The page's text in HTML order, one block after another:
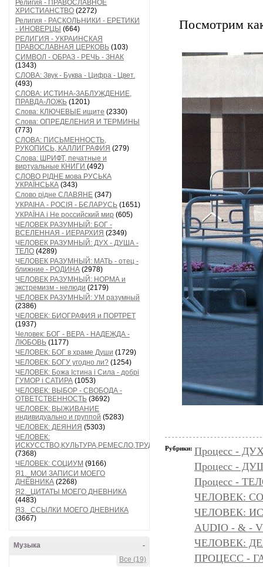
Религия - ПРАВОСЛАВНОЕ
ХРИСТИАНСТВО (2272)
Религия - РАСКОЛЬНИКИ - ЕРЕТИКИ
- ИНОВЕРЦЫ (664)
РЕЛИГИЯ - УКРАИНСКАЯ
ПРАВОСЛАВНАЯ ЦЕРКОВЬ (103)
СИМВОЛ - ОБРАЗ - РЕЧЬ - ЗНАК
(1343)
СЛОВА: Звук - Буква - Цифра - Цвет.
(493)
СЛОВА: ИСТИНА-ЗАБЛУЖДЕНИЕ,
ПРАВДА-ЛОЖЬ (1201)
Слова: КЛЮЧЕВЫЕ ищите (2330)
Слова: ОПРЕДЕЛЕНИЯ И ТЕРМИНЫ
(773)
СЛОВА: ПИСЬМЕННОСТЬ,
РУКОПИСЬ, КАЛЛИГРАФИЯ (279)
Слова: ШРИФТ, печатные и
виртуальные КНИГИ (492)
СЛОВО РІДНЕ мова РУСЬКА
УКРАЇНСЬКА (343)
Слово рідне СЛАВЯНЕ (347)
УКРАІНА - РОСІЯ - БЄЛАРУСЬ (1651)
УКРАЇНА і Не российский мир (605)
ЧЕЛОВЕК РАЗУМНЫЙ: БОГ -
ВСЕЛЕННАЯ - ИЕРАРХИЯ (2349)
ЧЕЛОВЕК РАЗУМНЫЙ: ДУХ - ДУША -
ТЕЛО (4289)
ЧЕЛОВЕК РАЗУМНЫЙ: МАТЬ - отец -
ближние - РОДИНА (2978)
ЧЕЛОВЕК РАЗУМНЫЙ: НОРМА и
экстремизм - нелюди (2179)
ЧЕЛОВЕК РАЗУМНЫЙ: УМ разумный
(2386)
ЧЕЛОВЕК: БИОГРАФИЯ и ПОРТРЕТ
(1937)
Человек: БОГ - ВЕРА - НАДЕЖДА -
ЛЮБОВЬ (1177)
ЧЕЛОВЕК: БОГ в храме Души (1729)
ЧЕЛОВЕК: БОГУ угодно ли? (1254)
ЧЕЛОВЕК: Божа Істина і Сила - добрі
ГУМОР і САТИРА (1053)
ЧЕЛОВЕК: ВЫБОР - СВОБОДА -
ОТВЕТСТВЕННОСТЬ (3692)
ЧЕЛОВЕК: ВЫЖИВАНИЕ
индивидуально и группой (5283)
ЧЕЛОВЕК: ДЕЯНИЯ (5303)
ЧЕЛОВЕК:
ИСКУССТВО,КУЛЬТУРА,РЕМЕСЛО,ТРУД
(7368)
ЧЕЛОВЕК: СОЦИУМ (9166)
Я1._МОИ ЗАПИСИ МОЕГО
ДНЕВНИКА (2268)
Я2._ЦИТАТЫ МОЕГО ДНЕВНИКА
(4483)
Я3._ССЫЛКИ МОЕГО ДНЕВНИКА
(3667)
-
Музыка
Все (19)
Посмотрим
Рубрики: Процесс -
Процесс -
Процесс -
ЧЕЛОВЕК:
ЧЕЛОВЕК:
AUDIO - & -
ЧЕЛОВЕК:
ПРОЦЕСС -